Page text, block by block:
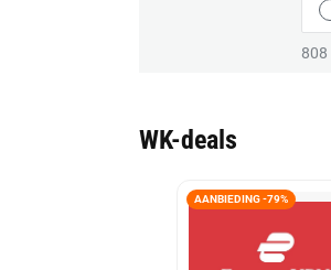
808
WK-deals
AANBIEDING -79%